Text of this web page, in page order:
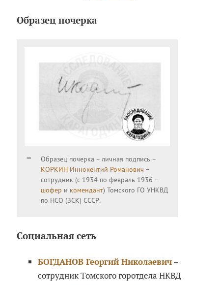
Образец почерка
Образец почерка – личная подпись –
КОРКИН Иннокентий Романович –
сотрудник (с 1934 по февраль 1936 –
шофер и комендант) Томского ГО УНКВД
по НСО (ЗСК) СССР.
Социальная сеть
БОГДАНОВ Георгий Николаевич–
сотрудник Томского горотдела НКВД